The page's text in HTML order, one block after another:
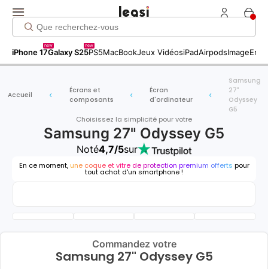
iPhone 17
new
Galaxy S25
new
PS5MacBookJeux VidéosiPadAirpodsImage
Accueil
Écrans et
composants
Écran
d'ordinateur
Samsung
27"
Odyssey
G5
Choisissez la simplicité pour votre
Samsung 27" Odyssey G5
Noté4,7/5sur
En ce moment, une coque et vitre de protection premium offerts pour
tout achat d'un smartphone !
Commandez votre
Samsung 27" Odyssey G5